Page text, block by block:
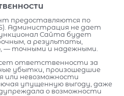
предоставляются по
Администрация не дает
Сайта будет
а результаты,
— точными и надежными.
ответственности за
убытки, произошедшие
или невозможности
упущенную выгоду, даже
о возможности